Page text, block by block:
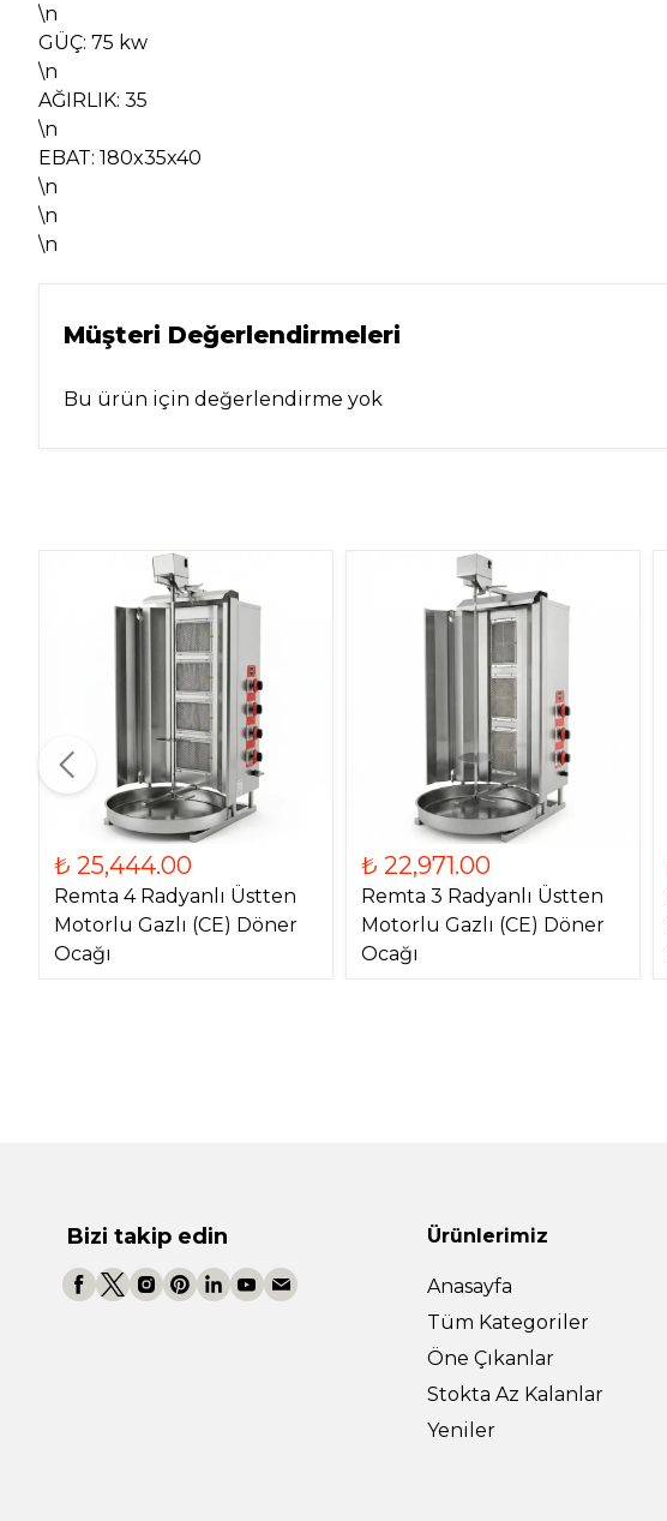
\n
GÜÇ: 75 kw
\n
AĞIRLIK: 35
\n
EBAT: 180x35x40
\n
\n
\n
Müşteri Değerlendirmeleri
Bu ürün için değerlendirme yok
₺ 25,444.00
Remta 4 Radyanlı Üstten
Motorlu Gazlı (CE) Döner
Ocağı
₺ 22,971.00
Remta 3 Radyanlı Üstten
Motorlu Gazlı (CE) Döner
Ocağı
Bizi takip edin Ürünlerimiz
Anasayfa
Tüm Kategoriler
Öne Çıkanlar
Stokta Az Kalanlar
Yeniler